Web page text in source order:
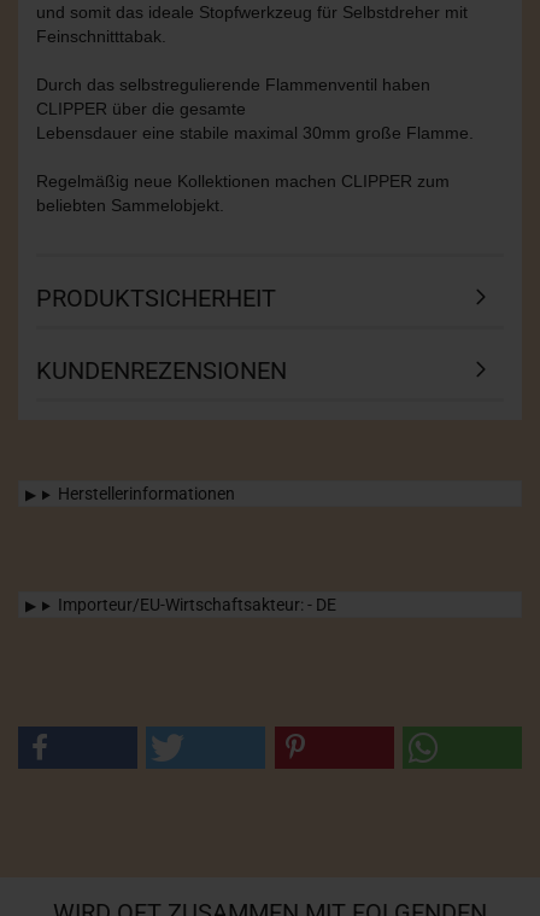
und somit das ideale Stopfwerkzeug für Selbstdreher mit
Feinschnitttabak.
Durch das selbstregulierende Flammenventil haben
CLIPPER über die gesamte
Lebensdauer eine stabile maximal 30mm große Flamme.
Regelmäßig neue Kollektionen machen CLIPPER zum
beliebten Sammelobjekt.
PRODUKTSICHERHEIT
KUNDENREZENSIONEN
Herstellerinformationen
Importeur/EU-Wirtschaftsakteur: - DE